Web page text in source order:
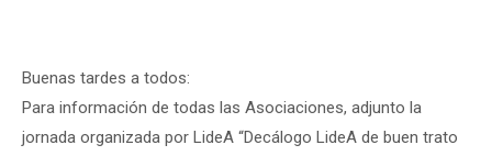
Buenas tardes a todos:
Para información de todas las Asociaciones, adjunto la
jornada organizada por LideA “Decálogo LideA de buen trato